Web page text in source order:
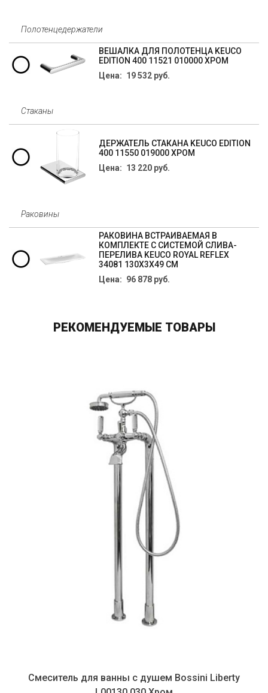
Полотенцедержатели
ВЕШАЛКА ДЛЯ ПОЛОТЕНЦА KEUCO
EDITION 400 11521 010000 ХРОМ
Цена: 19 532 руб.
Стаканы
ДЕРЖАТЕЛЬ СТАКАНА KEUCO EDITION
400 11550 019000 ХРОМ
Цена: 13 220 руб.
Раковины
РАКОВИНА ВСТРАИВАЕМАЯ В
КОМПЛЕКТЕ С СИСТЕМОЙ СЛИВА-
ПЕРЕЛИВА KEUCO ROYAL REFLEX
34081 130Х3Х49 СМ
Цена: 96 878 руб.
РЕКОМЕНДУЕМЫЕ ТОВАРЫ
Bossini Liberty
Смеситель для